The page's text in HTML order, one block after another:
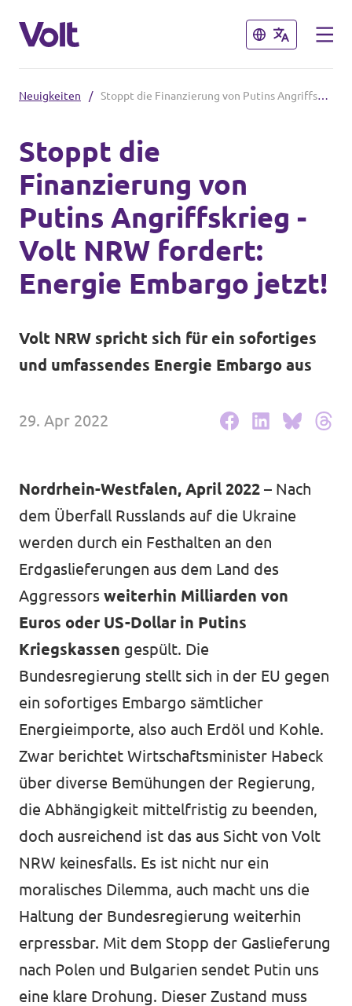
Schließen
Website von Volt NRW
Volt vor Ort in NRW
Volt in Deutschland
Website
Volt in deinem Bundesland
Volt Deutschland Merchandise Shop
Schließen
Programm
Über Volt
Menschen
Neuigkeiten
Mache bei uns mit!
Deine Spende für Volt!
Jobs bei Volt
Städteteams im Ruhrgebiet
Transparenz
Datenschutz
Impressum
Neuigkeiten / Stoppt die Finanzierung von Putins Angriffskrieg - Volt NRW fordert: Energie Embargo jetzt!
Stoppt die
Finanzierung von
Putins Angriffskrieg -
Volt NRW fordert:
Energie Embargo jetzt!
Volt NRW spricht sich für ein sofortiges
und umfassendes Energie Embargo aus
29. Apr 2022
Nordrhein-Westfalen, April 2022 – Nach
dem Überfall Russlands auf die Ukraine
werden durch ein Festhalten an den
Erdgaslieferungen aus dem Land des
Aggressors weiterhin Milliarden von
Euros oder US-Dollar in Putins
Kriegskassen gespült. Die
Bundesregierung stellt sich in der EU gegen
ein sofortiges Embargo sämtlicher
Energieimporte, also auch Erdöl und Kohle.
Zwar berichtet Wirtschaftsminister Habeck
über diverse Bemühungen der Regierung,
die Abhängigkeit mittelfristig zu beenden,
doch ausreichend ist das aus Sicht von Volt
NRW keinesfalls. Es ist nicht nur ein
moralisches Dilemma, auch macht uns die
Haltung der Bundesregierung weiterhin
erpressbar. Mit dem Stopp der Gaslieferung
nach Polen und Bulgarien sendet Putin uns
eine klare Drohung. Dieser Zustand muss